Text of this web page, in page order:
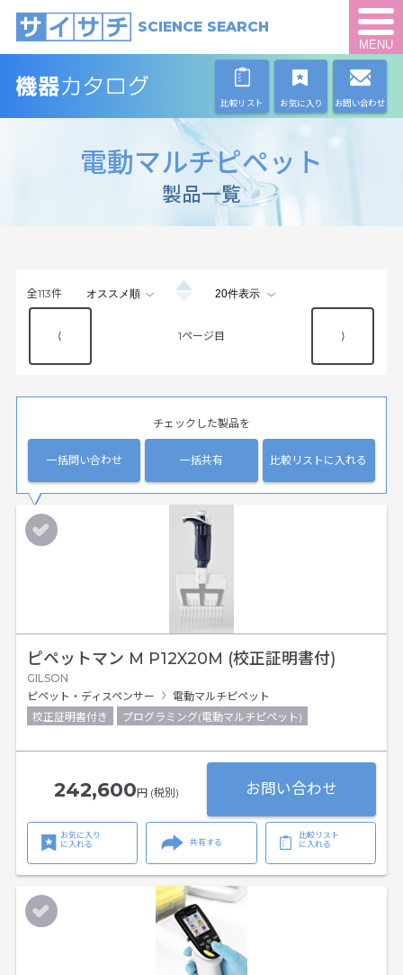
SCIENCE SEARCH
MENU
比較リスト お気に入り お問い合わせ
電動マルチピペット
製品一覧
全113件
⟨ 1 ⟩
チェックした製品を
一括問い合わせ 一括共有 比較リストに入れる
ピペットマン M P12X20M (校正証明書付)
GILSON
ピペット・ディスペンサー
電動マルチピペット
校正証明書付き
プログラミング(電動マルチピペット)
242,600円 (税別) お問い合わせ
お気に入り
に入れる
共有する
比較リスト
に入れる